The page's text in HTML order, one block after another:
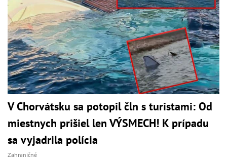
V Chorvátsku sa potopil čln s turistami: Od
miestnych prišiel len VÝSMECH! K prípadu
sa vyjadrila polícia
Zahraničné